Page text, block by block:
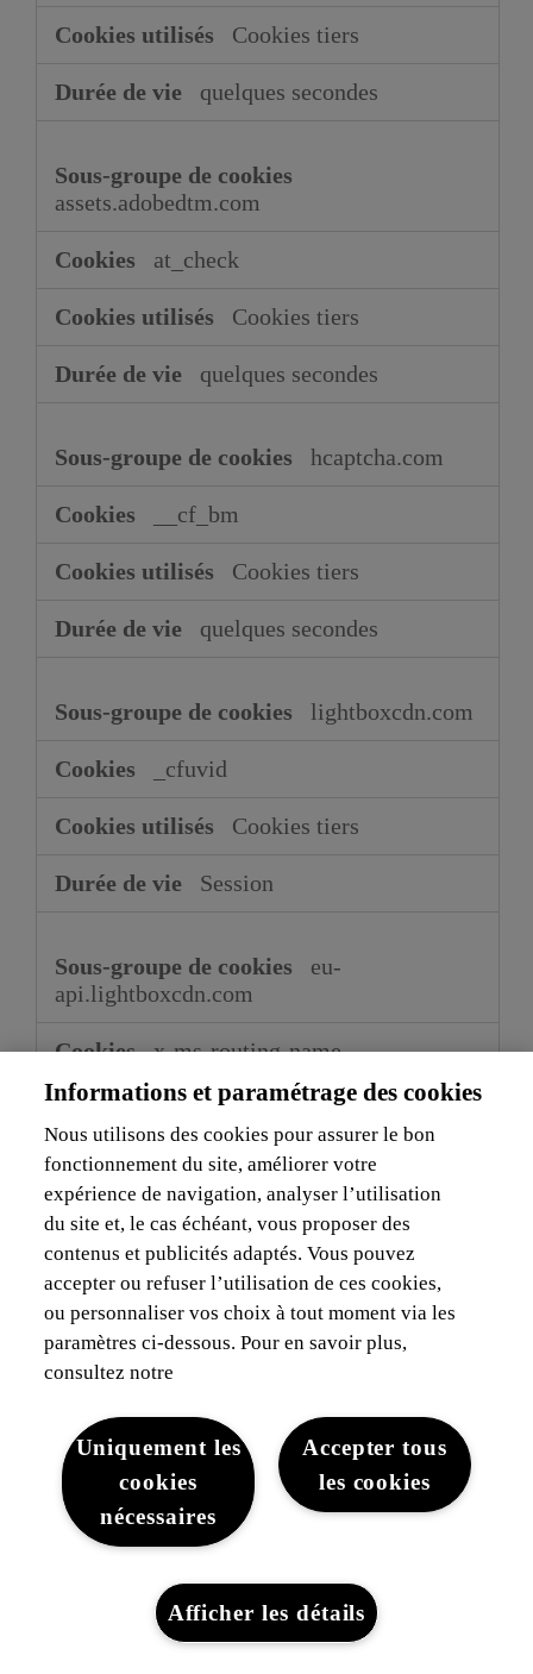
Cookies tiers
quelques secondes
assets.adobedtm.com
at_check
Cookies tiers
quelques secondes
hcaptcha.com
__cf_bm
Cookies tiers
quelques secondes
lightboxcdn.com
_cfuvid
Cookies tiers
Session
eu-
api.lightboxcdn.com
x-ms-routing-name
Cookies tiers
quelques secondes
Cookies strictement nécessaires
Ces cookies sont nécessaires au
fonctionnement du site Web et ne peuvent pas
généralement établis en tant que réponse à des
actions que vous avez effectuées et qui
constituent une demande de services, telles que
la définition de vos préférences en matière de
confidentialité, la connexion ou le remplissage
de formulaires. Vous pouvez configurer votre
navigateur afin de bloquer ou être informé de
l'existence de ces cookies, mais certaines
parties du site Web peuvent être affectées. Ces
Informations et paramétrage des cookies
Nous utilisons des cookies pour assurer le bon
fonctionnement du site, améliorer votre
expérience de navigation, analyser l’utilisation
du site et, le cas échéant, vous proposer des
contenus et publicités adaptés. Vous pouvez
accepter ou refuser l’utilisation de ces cookies,
ou personnaliser vos choix à tout moment via les
paramètres ci-dessous. Pour en savoir plus,
consultez notre
Accepter tous
les cookies
Uniquement les
cookies
nécessaires
Afficher les détails